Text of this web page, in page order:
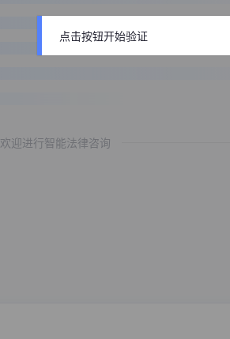
欢迎进行智能法律咨询
点击按钮开始验证